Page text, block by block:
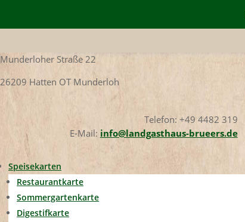
Munderloher Straße 22
26209 Hatten OT Munderloh
Telefon: +49 4482 319
E-Mail: info@landgasthaus-brueers.de
Speisekarten
Restaurantkarte
Sommergartenkarte
Digestifkarte